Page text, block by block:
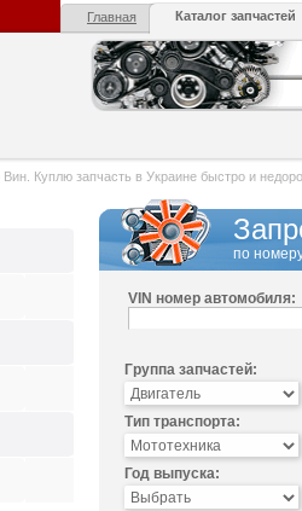
Главная Каталог запчастей
Вин. Куплю запчасть в Украине быстро и
по
VIN номер автомобиля:
Группа запчастей:
Тип транспорта:
Год выпуска: